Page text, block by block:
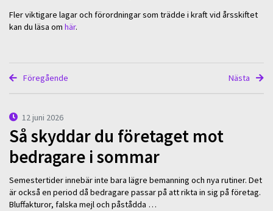
Fler viktigare lagar och förordningar som trädde i kraft vid årsskiftet
kan du läsa om här.
Föregående Nästa
12 juni 2026
Så skyddar du företaget mot
bedragare i sommar
Semestertider innebär inte bara lägre bemanning och nya rutiner. Det
är också en period då bedragare passar på att rikta in sig på företag.
Bluffakturor, falska mejl och påstådda …